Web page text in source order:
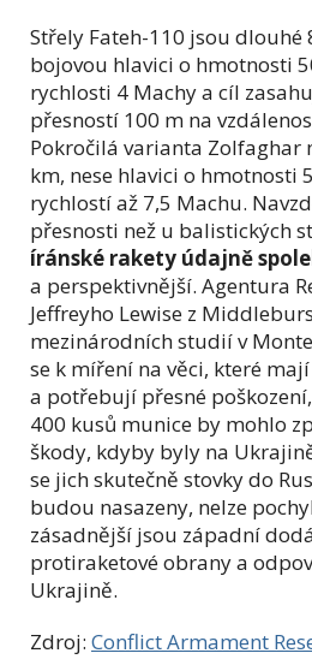
Střely Fateh-110 jsou dlouhé
bojovou hlavici o hmotnosti
rychlosti 4 Machy a cíl
přesností 100 m na
Pokročilá varianta Zolfaghar
km, nese hlavici o hmotnosti
rychlostí až 7,5 Machu.
přesnosti než u balistických
íránské rakety údajně
a perspektivnější. Agentura
Jeffreyho Lewise z
mezinárodních studií v
se k míření na věci, které
a potřebují přesné
400 kusů munice by mohlo
škody, kdyby byly na
se jich skutečně stovky do
budou nasazeny, nelze
zásadnější jsou západní
protiraketové obrany a
Ukrajině.
Zdroj: Conflict Armament